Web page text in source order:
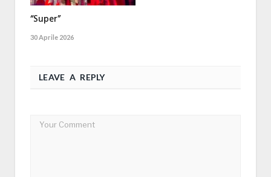
“Super”
30 Aprile 2026
LEAVE A REPLY